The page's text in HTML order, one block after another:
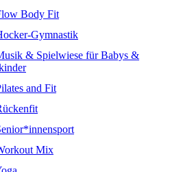
Body Fit
Gymnastik
& Spielwiese für Babys &
and Fit
Mix